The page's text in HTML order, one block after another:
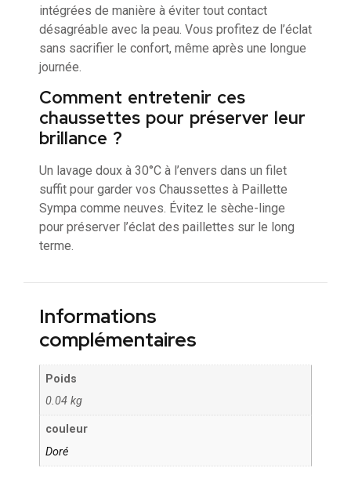
intégrées de manière à éviter tout contact
désagréable avec la peau. Vous profitez de l’éclat
sans sacrifier le confort, même après une longue
journée.
Comment entretenir ces
chaussettes pour préserver leur
brillance ?
Un lavage doux à 30°C à l’envers dans un filet
suffit pour garder vos Chaussettes à Paillette
Sympa comme neuves. Évitez le sèche-linge
pour préserver l’éclat des paillettes sur le long
terme.
Informations
complémentaires
Poids
0.04 kg
couleur
Doré